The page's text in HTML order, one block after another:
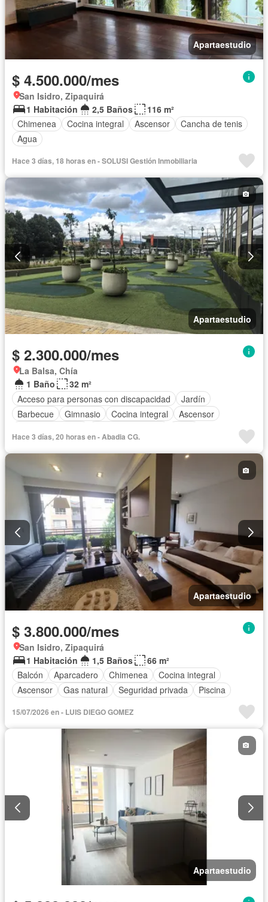
Apartaestudio
$ 4.500.000/mes
San Isidro, Zipaquirá
1 Habitación
2,5 Baños
116 m²
Chimenea
Cocina integral Ascensor
Cancha de tenis
Agua
Hace 3 días, 18 horas en - SOLUSI Gestión Inmobiliaria
Apartaestudio
$ 2.300.000/mes
La Balsa, Chía
1 Baño
32 m²
Acceso para personas con discapacidad
Jardín
Barbecue
Gimnasio Cocina integral
Ascensor
Hace 3 días, 20 horas en - Abadia CG.
Apartaestudio
$ 3.800.000/mes
San Isidro, Zipaquirá
1 Habitación
1,5 Baños
66 m²
Balcón
Aparcadero Chimenea
Cocina integral
Ascensor
Gas natural Seguridad privada Piscina
15/07/2026 en - LUIS DIEGO GOMEZ
Apartaestudio